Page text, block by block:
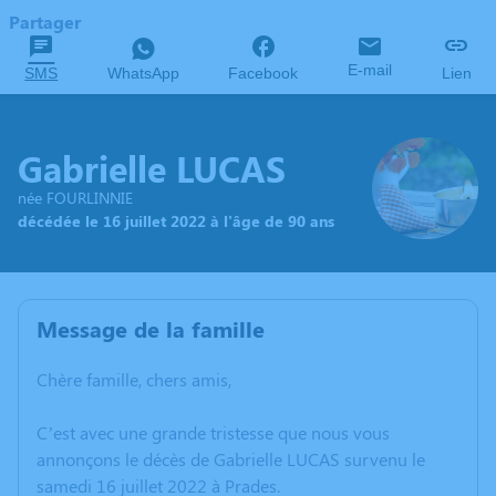
Partager
SMS WhatsApp Facebook E-mail Lien
Gabrielle LUCAS
née FOURLINNIE
décédée le 16 juillet 2022 à l'âge de 90 ans
Message de la famille
Chère famille, chers amis,
C’est avec une grande tristesse que nous vous
annonçons le décès de Gabrielle LUCAS survenu le
samedi 16 juillet 2022 à Prades.